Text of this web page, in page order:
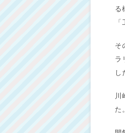
る
そ
ラ
し
川
た。